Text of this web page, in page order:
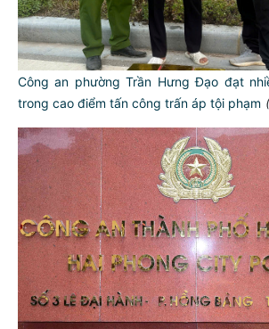
Công an phường Trần Hưng Đạo đạt
trong cao điểm tấn công trấn áp tội phạm